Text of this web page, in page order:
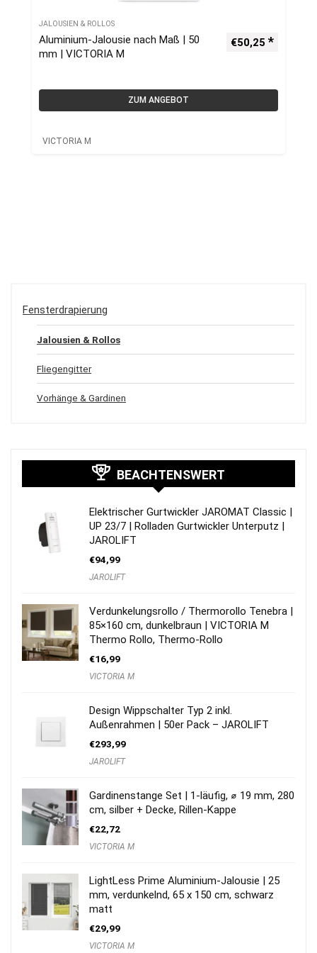
JALOUSIEN & ROLLOS
Aluminium-Jalousie nach Maß | 50
mm | VICTORIA M
€50,25
ZUM ANGEBOT
VICTORIA M
Fensterdrapierung
Jalousien & Rollos
Fliegengitter
Vorhänge & Gardinen
BEACHTENSWERT
Elektrischer Gurtwickler JAROMAT Classic |
UP 23/7 | Rolladen Gurtwickler Unterputz |
JAROLIFT
€94,99
JAROLIFT
Verdunkelungsrollo / Thermorollo Tenebra |
85×160 cm, dunkelbraun | VICTORIA M
Thermo Rollo, Thermo-Rollo
€16,99
VICTORIA M
Design Wippschalter Typ 2 inkl.
Außenrahmen | 50er Pack – JAROLIFT
€293,99
JAROLIFT
Gardinenstange Set | 1-läufig, ⌀ 19 mm, 280
cm, silber + Decke, Rillen-Kappe
€22,72
VICTORIA M
LightLess Prime Aluminium-Jalousie | 25
mm, verdunkelnd, 65 x 150 cm, schwarz
matt
€29,99
VICTORIA M